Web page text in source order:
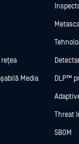
Media DLP™
Threat
SBOM